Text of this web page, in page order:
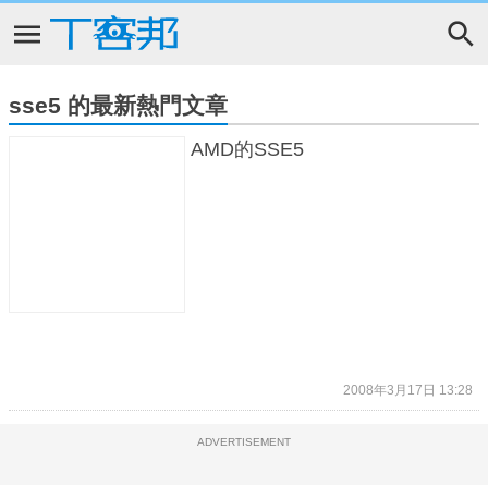
sse5 的最新熱門文章
AMD的SSE5
2008年3月17日 13:28
ADVERTISEMENT